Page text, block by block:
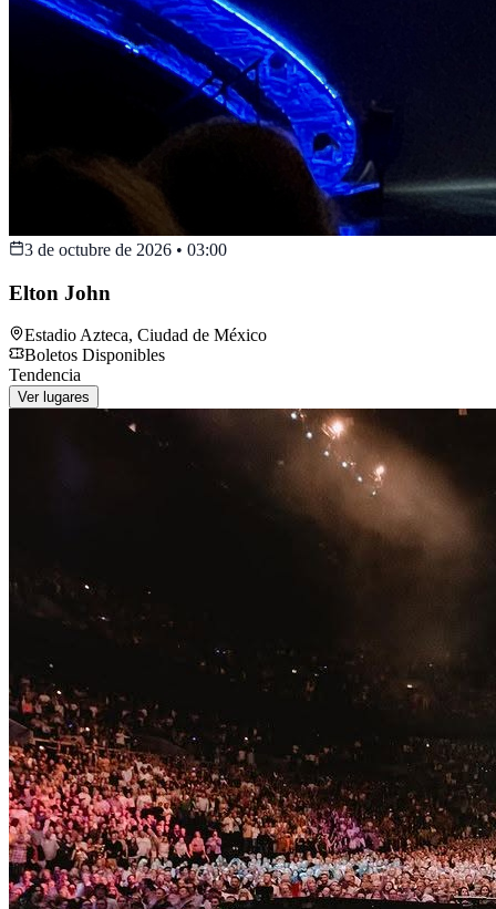
3 de octubre de 2026 • 03:00
Elton John
Estadio Azteca, Ciudad de México
Boletos Disponibles
Tendencia
Ver lugares